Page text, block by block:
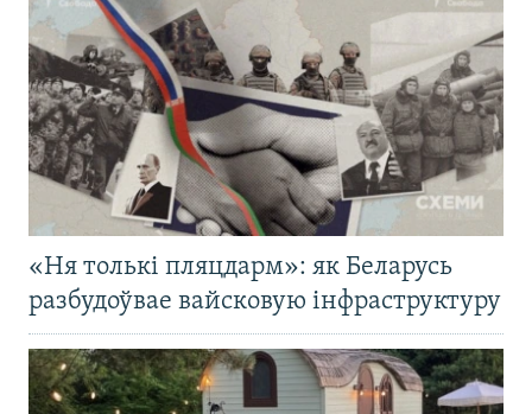
«Ня толькі пляцдарм»: як Беларусь
разбудоўвае вайсковую інфраструктуру